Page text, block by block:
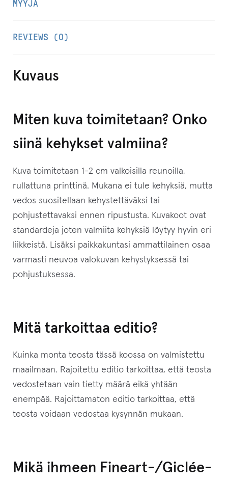
MYYJÄ
REVIEWS (0)
Kuvaus
Miten kuva toimitetaan? Onko
siinä kehykset valmiina?
Kuva toimitetaan 1-2 cm valkoisilla reunoilla,
rullattuna printtinä. Mukana ei tule kehyksiä, mutta
vedos suositellaan kehystettäväksi tai
pohjustettavaksi ennen ripustusta. Kuvakoot ovat
standardeja joten valmiita kehyksiä löytyy hyvin eri
liikkeistä. Lisäksi paikkakuntasi ammattilainen osaa
varmasti neuvoa valokuvan kehystyksessä tai
pohjustuksessa.
Mitä tarkoittaa editio?
Kuinka monta teosta tässä koossa on valmistettu
maailmaan. Rajoitettu editio tarkoittaa, että teosta
vedostetaan vain tietty määrä eikä yhtään
enempää. Rajoittamaton editio tarkoittaa, että
teosta voidaan vedostaa kysynnän mukaan.
Mikä ihmeen Fineart-/Giclée-